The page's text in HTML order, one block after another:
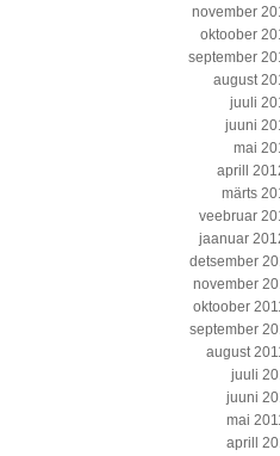
november
oktoober
september
august
juuli
juuni
mai
aprill
märts
veebruar
jaanuar
detsember
november
oktoober
september
august
juuli
juuni
mai
aprill